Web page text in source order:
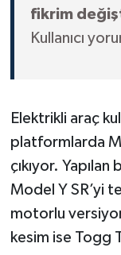
fikrim
Kullanıcı
Elektrikli araç
platformlarda
çıkıyor. Yapılan
Model Y SR’yi
motorlu
kesim ise Togg